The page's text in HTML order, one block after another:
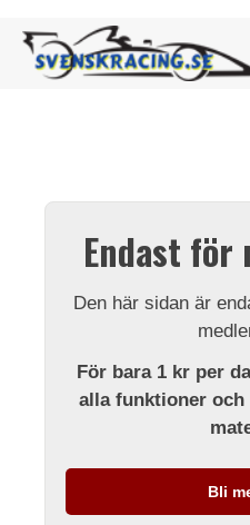
Endast för
Den här sidan är
För bara 1 kr per
alla funktioner
Bli